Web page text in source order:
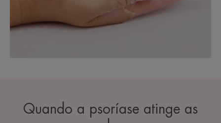
Quando a psoríase atinge as